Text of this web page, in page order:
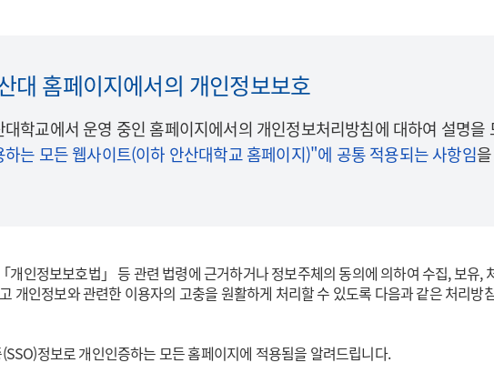
대 홈페이지에서의 개인정보보호
대학교에서 운영 중인 홈페이지에서의 개인정보처리방침에 대하여 설명을
하는 모든 웹사이트(이하 안산대학교 홈페이지)"에 공통 적용되는 사항임
개인정보보호법」 등 관련 법령에 근거하거나 정보주체의 동의에 의하여 수집, 보유
개인정보와 관련한 이용자의 고충을 원활하게 처리할 수 있도록 다음과 같은 처리
정보로 개인인증하는 모든 홈페이지에 적용됨을 알려드립니다.